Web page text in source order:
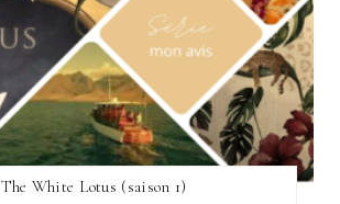
The White Lotus (saison 1)